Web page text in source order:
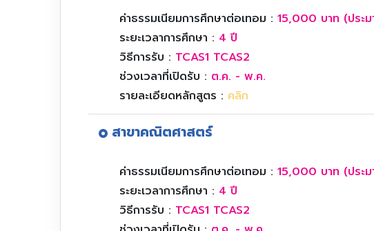
ค่าธรรมเนียมการศึกษาต่อเทอม : 15,000 บาท (ประ
ระยะเวลาการศึกษา : 4 ปี
วิธีการรับ : TCAS1 TCAS2
ช่วงเวลาที่เปิดรับ : ต.ค. - พ.ค.
รายละเอียดหลักสูตร : คลิก
สาขาคณิตศาสตร์
ค่าธรรมเนียมการศึกษาต่อเทอม : 15,000 บาท (ประ
ระยะเวลาการศึกษา : 4 ปี
วิธีการรับ : TCAS1 TCAS2